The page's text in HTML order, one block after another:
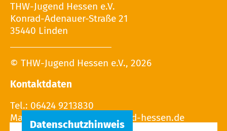
THW-Jugend Hessen e.V.
Konrad-Adenauer-Straße 21
35440 Linden
© THW-Jugend Hessen e.V., 2026
Kontaktdaten
Tel.: 06424 9213830
Mail: